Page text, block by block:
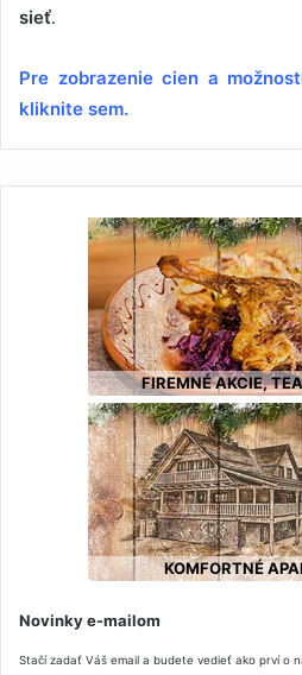
sieť.
Pre zobrazenie cien a
kliknite sem.
FIREMNÉ AKCIE,
KOMFORTNÉ
Novinky e-mailom
Stačí zadať Váš email a budete vedieť ako prví o